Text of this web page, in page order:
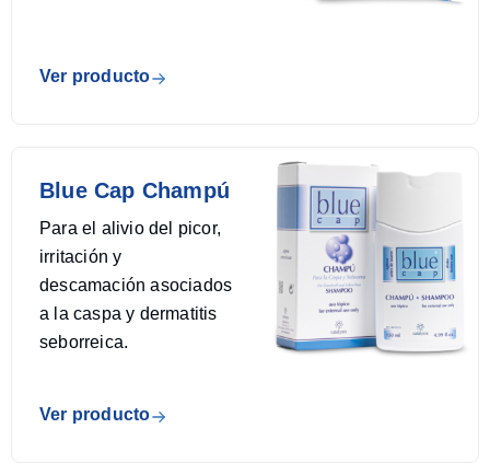
Ver producto
Blue Cap Champú
Para el alivio del picor,
irritación y
descamación asociados
a la caspa y dermatitis
seborreica.
Ver producto